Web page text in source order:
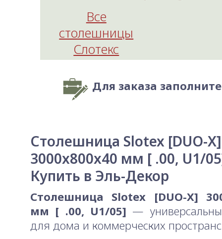
Все
столешницы
Слотекс
Для заказа
Столешница Slotex [DUO-X]
3000x800x40 мм [ .00, U1/
Купить в Эль-Декор
Столешница Slotex [DUO-X]
мм [ .00, U1/05] —
для дома и коммерческих